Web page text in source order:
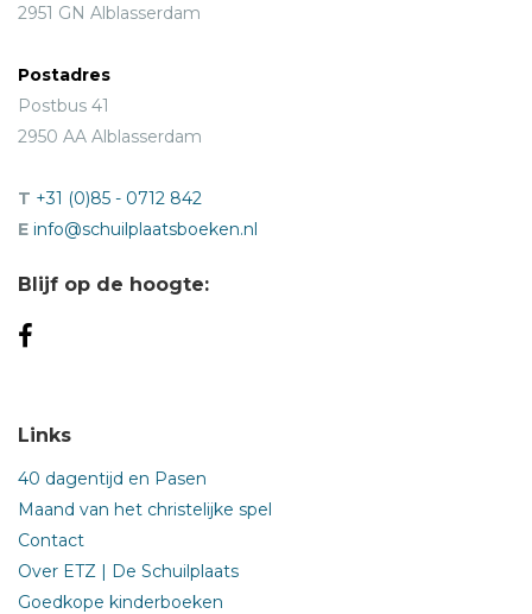
2951 GN Alblasserdam
Postadres
Postbus 41
2950 AA Alblasserdam
T +31 (0)85 - 0712 842
E info@schuilplaatsboeken.nl
Blijf op de hoogte:
Links
40 dagentijd en Pasen
Maand van het christelijke spel
Contact
Over ETZ | De Schuilplaats
Goedkope kinderboeken